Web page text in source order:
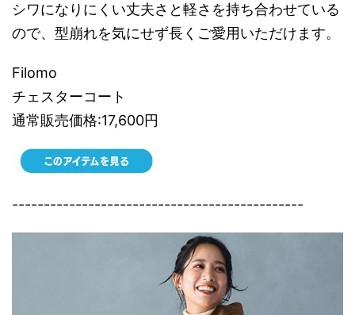
シワになりにくい丈夫さと軽さを持ち合わせている
ので、型崩れを気にせず長くご愛用いただけます。
Filomo
チェスターコート
通常販売価格:17,600円
----------------------------------------------